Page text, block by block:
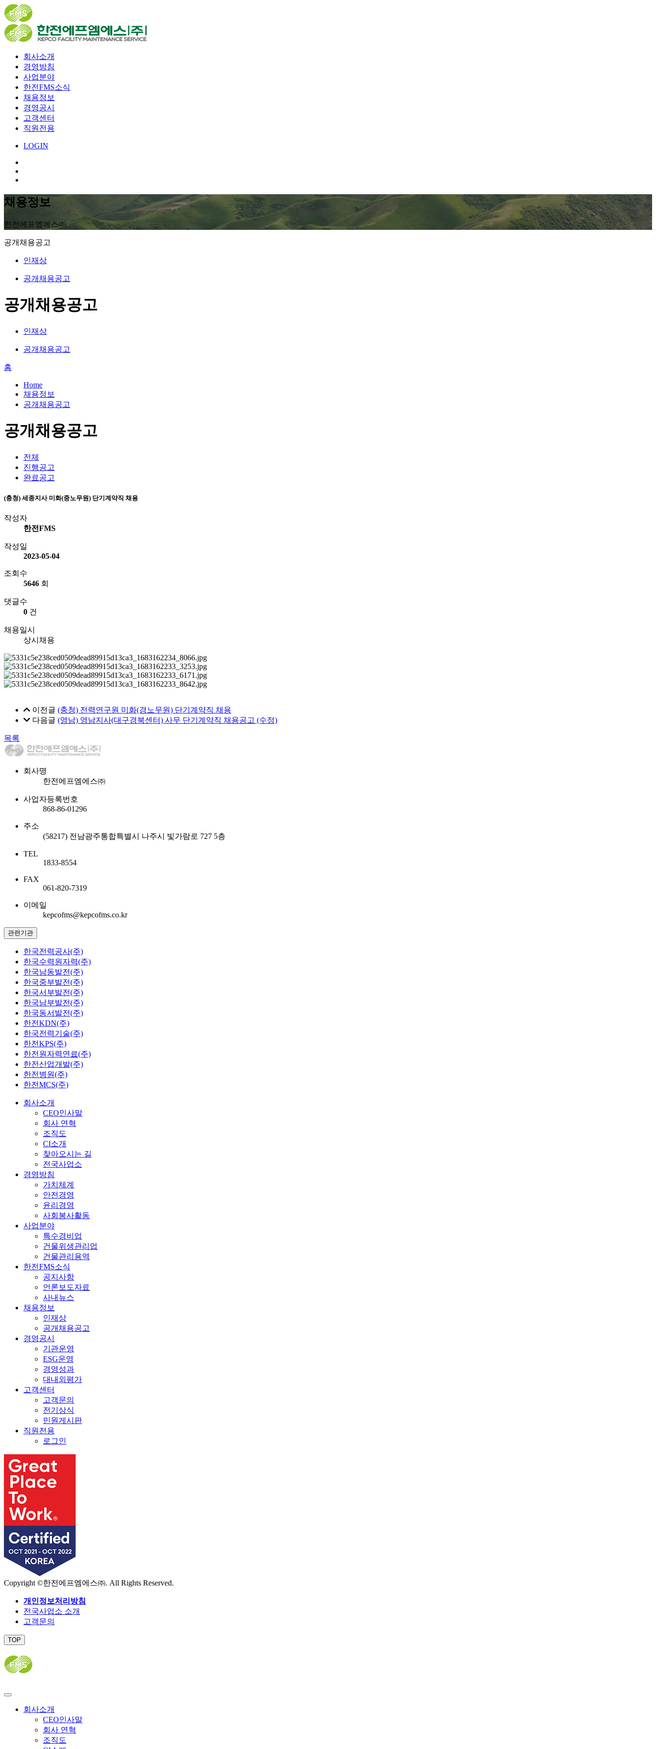
회사소개
경영방침
사업분야
한전FMS소식
채용정보
경영공시
고객센터
직원전용
LOGIN
채용정보
한전에프엠에스㈜
공개채용공고
인재상
공개채용공고
공개채용공고
인재상
공개채용공고
홈
Home
채용정보
공개채용공고
공개채용공고
전체
진행공고
완료공고
(충청) 세종지사 미화(중노무원) 단기계약직 채용
작성자
한전FMS
작성일
2023-05-04
조회수
5646 회
댓글수
0 건
채용일시
상시채용
이전글 (충청) 전력연구원 미화(경노무원) 단기계약직 채용
다음글 (영남) 영남지사(대구경북센터) 사무 단기계약직 채용공고 (수정)
목록
회사명
한전에프엠에스㈜
사업자등록번호
868-86-01296
주소
(58217) 전남광주통합특별시 나주시 빛가람로 727 5층
TEL
1833-8554
FAX
061-820-7319
이메일
kepcofms@kepcofms.co.kr
관련기관
한국전력공사(주)
한국수력원자력(주)
한국남동발전(주)
한국중부발전(주)
한국서부발전(주)
한국남부발전(주)
한국동서발전(주)
한전KDN(주)
한국전력기술(주)
한전KPS(주)
한전원자력연료(주)
한전산업개발(주)
한전병원(주)
한전MCS(주)
회사소개
CEO인사말
회사 연혁
조직도
CI소개
찾아오시는 길
전국사업소
경영방침
가치체계
안전경영
윤리경영
사회봉사활동
사업분야
특수경비업
건물위생관리업
건물관리용역
한전FMS소식
공지사항
언론보도자료
사내뉴스
채용정보
인재상
공개채용공고
경영공시
기관운영
ESG운영
경영성과
대내외평가
고객센터
고객문의
전기상식
민원게시판
직원전용
로그인
Copyright ©한전에프엠에스㈜. All Rights Reserved.
개인정보처리방침
전국사업소 소개
고객문의
TOP
닫
회사소개
CEO인사말
회사 연혁
조직도